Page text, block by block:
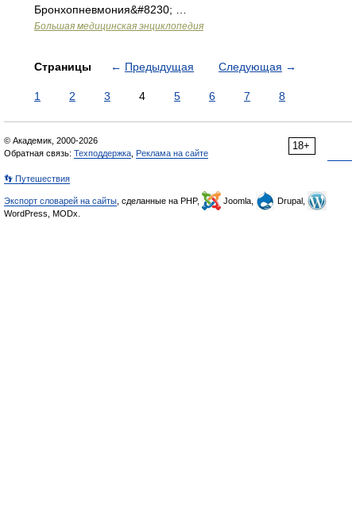
Бронхопневмония&#8230; …
Большая медицинская энциклопедия
Страницы ← Предыдущая Следующая →
1 2 3 4 5 6 7 8
18+
© Академик, 2000-2026
Обратная связь: Техподдержка Реклама на сайте
👣 Путешествия
Экспорт словарей на сайты , сделанные на PHP, Joomla,
Drupal,
WordPress, MODx.